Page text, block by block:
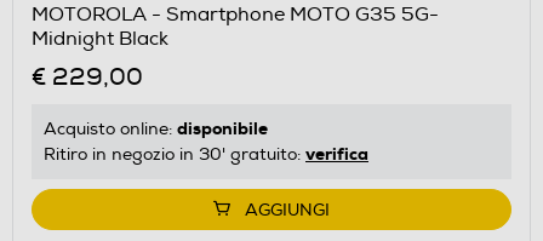
MOTOROLA - Smartphone MOTO G35 5G-
Midnight Black
€ 229,00
Acquisto online: disponibile
Ritiro in negozio in 30' gratuito: verifica
AGGIUNGI